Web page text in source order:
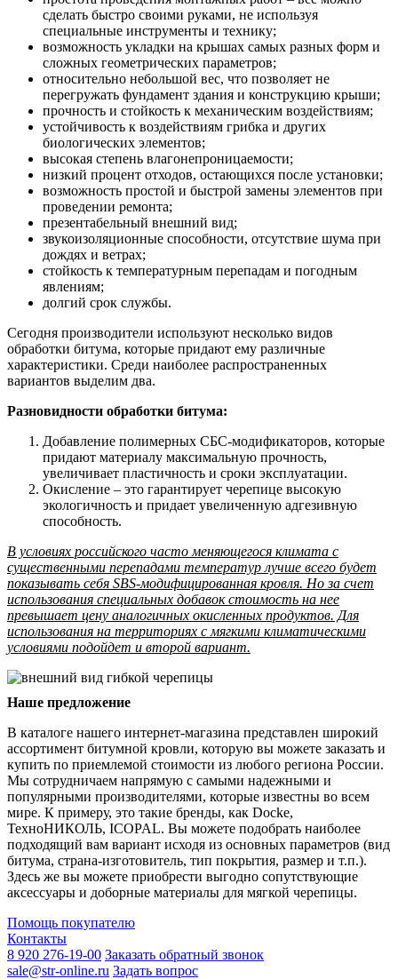
сделать быстро своими руками, не используя
специальные инструменты и технику;
возможность укладки на крышах самых разных форм и
сложных геометрических параметров;
относительно небольшой вес, что позволяет не
перегружать фундамент здания и конструкцию крыши;
прочность и стойкость к механическим воздействиям;
устойчивость к воздействиям грибка и других
биологических элементов;
высокая степень влагонепроницаемости;
низкий процент отходов, остающихся после установки;
возможность простой и быстрой замены элементов при
проведении ремонта;
презентабельный внешний вид;
звукоизоляционные способности, отсутствие шума при
дождях и ветрах;
стойкость к температурным перепадам и погодным
явлениям;
долгий срок службы.
Сегодня производители используют несколько видов
обработки битума, которые придают ему различные
характеристики. Среди наиболее распространенных
вариантов выделим два.
Разновидности обработки битума:
Добавление полимерных СБС-модификаторов, которые
придают материалу максимальную прочность,
увеличивает пластичность и сроки эксплуатации.
Окисление – это гарантирует черепице высокую
экологичность и придает увеличенную адгезивную
способность.
В условиях российского часто меняющегося климата с
существенными перепадами температур лучше всего будет
показывать себя SBS-модифицированная кровля. Но за счет
использования специальных добавок стоимость на нее
превышает цену аналогичных окисленных продуктов. Для
использования на территориях с мягкими климатическими
условиями подойдет и второй вариант.
Наше предложение
В каталоге нашего интернет-магазина представлен широкий
ассортимент битумной кровли, которую вы можете заказать и
купить по приемлемой стоимости из любого региона России.
Мы сотрудничаем напрямую с самыми надежными и
популярными производителями, которые известны во всем
мире. К примеру, это такие бренды, как Docke,
ТехноНИКОЛЬ, ICOPAL. Вы можете подобрать наиболее
подходящий вам вариант исходя из основных параметров (вид
битума, страна-изготовитель, тип покрытия, размер и т.п.).
Здесь же вы можете приобрести выгодно сопутствующие
аксессуары и доборные материалы для мягкой черепицы.
Помощь покупателю
Контакты
8 920 276-19-00 Заказать обратный звонок
sale@str-online.ru Задать вопрос